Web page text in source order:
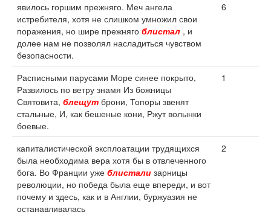
явилось горшим прежняго. Меч ангела
истребителя, хотя не слишком умножил свои
поражения, но шире прежняго блистал , и
долее нам не позволял насладиться чувством
безопасности.
6
Расписными парусами Море синее покрыто,
Развилось по ветру знамя Из божницы
Святовита, блещут брони, Топоры звенят
стальные, И, как бешеные кони, Ржут волынки
боевые.
1
капиталистической эксплоатации трудящихся
была необходима вера хотя бы в отвлеченного
бога. Во Франции уже блистали зарницы
революции, но победа была еще впереди, и вот
почему и здесь, как и в Англии, буржуазия не
останавливалась
2